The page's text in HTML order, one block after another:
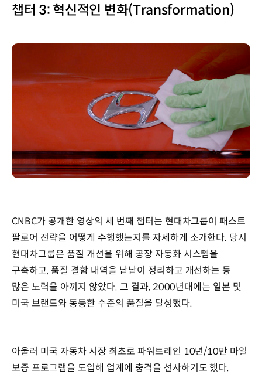
챕터 3: 혁신적인 변화(Transformation)
CNBC가 공개한 영상의 세 번째 챕터는 현대차그룹이 패스트
팔로어 전략을 어떻게 수행했는지를 자세하게 소개한다. 당시
현대차그룹은 품질 개선을 위해 공장 자동화 시스템을
구축하고, 품질 결함 내역을 낱낱이 정리하고 개선하는 등
많은 노력을 아끼지 않았다. 그 결과, 2000년대에는 일본 및
미국 브랜드와 동등한 수준의 품질을 달성했다.
아울러 미국 자동차 시장 최초로 파워트레인 10년/10만 마일
보증 프로그램을 도입해 업계에 충격을 선사하기도 했다.